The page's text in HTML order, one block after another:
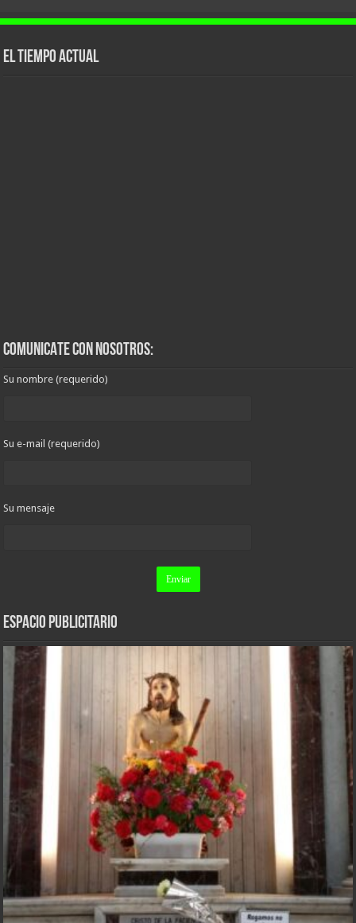
El tiempo actual
COMUNICATE CON NOSOTROS:
Su nombre (requerido)
Su e-mail (requerido)
Su mensaje
ESPACIO PUBLICITARIO